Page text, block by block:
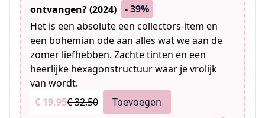
ontvangen? (2024)
- 39%
Het is een absolute een collectors-item en
een bohemian ode aan alles wat we aan de
zomer liefhebben. Zachte tinten en een
heerlijke hexagonstructuur waar je vrolijk
van wordt.
€ 19,95€ 32,50 Toevoegen